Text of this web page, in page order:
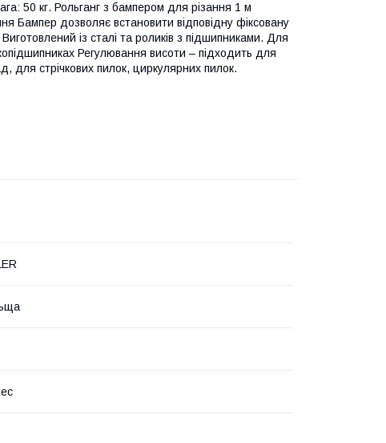
50 кг. Рольганг з бампером для різання 1 м
Бампер дозволяє встановити відповідну фіксовану
із сталі та роликів з підшипниками. Для
Регулювання висоти – підходить для
для стрічкових пилок, циркулярних пилок.